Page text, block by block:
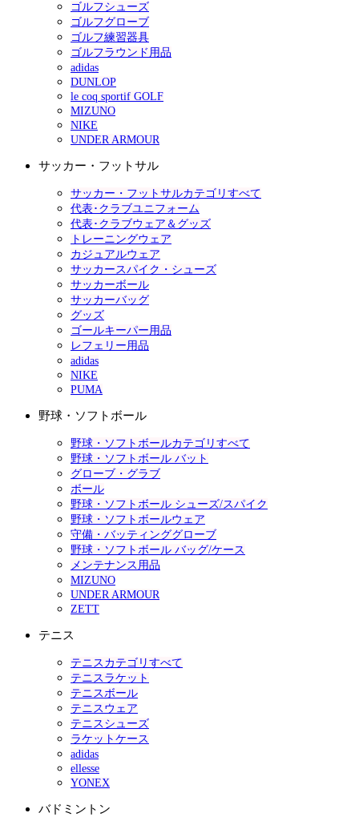
ゴルフシューズ
ゴルフグローブ
ゴルフ練習器具
ゴルフラウンド用品
adidas
DUNLOP
le coq sportif GOLF
MIZUNO
NIKE
UNDER ARMOUR
サッカー・フットサル
サッカー・フットサルカテゴリすべて
代表･クラブユニフォーム
代表･クラブウェア＆グッズ
トレーニングウェア
カジュアルウェア
サッカースパイク・シューズ
サッカーボール
サッカーバッグ
グッズ
ゴールキーパー用品
レフェリー用品
adidas
NIKE
PUMA
野球・ソフトボール
野球・ソフトボールカテゴリすべて
野球・ソフトボール バット
グローブ・グラブ
ボール
野球・ソフトボール シューズ/スパイク
野球・ソフトボールウェア
守備・バッティンググローブ
野球・ソフトボール バッグ/ケース
メンテナンス用品
MIZUNO
UNDER ARMOUR
ZETT
テニス
テニスカテゴリすべて
テニスラケット
テニスボール
テニスウェア
テニスシューズ
ラケットケース
adidas
ellesse
YONEX
バドミントン